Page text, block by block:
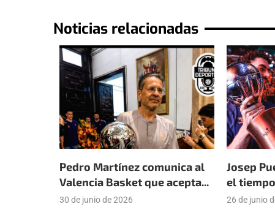
Noticias relacionadas
Pedro Martínez comunica al
Valencia Basket que acepta...
30 de junio de 2026
Josep
el
26 de junio